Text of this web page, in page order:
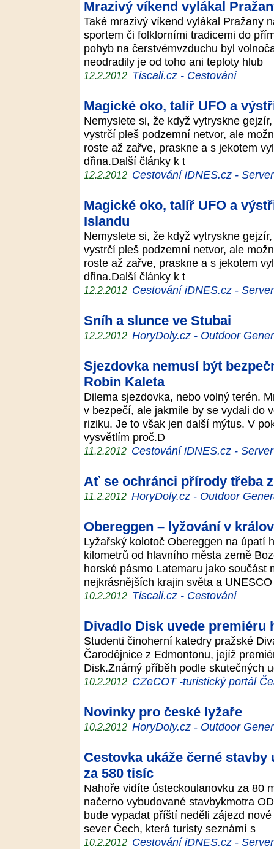
Mrazivý víkend vylákal
Také mrazivý víkend vylákal Pražany
sportem či folklorními tradicemi do
pohyb na čerstvémvzduchu byl
neodradily je od toho ani teploty hlub
12.2.2012 Tiscali.cz - Cestování
Magické oko, talíř UFO a
Nemyslete si, že když vytryskne
vystrčí pleš podzemní netvor, ale
roste až zařve, praskne a s jekotem
dřina.Další články k t
12.2.2012 Cestování iDNES.cz -
Magické oko, talíř UFO a
Islandu
Nemyslete si, že když vytryskne
vystrčí pleš podzemní netvor, ale
roste až zařve, praskne a s jekotem
dřina.Další články k t
12.2.2012 Cestování iDNES.cz -
Sníh a slunce ve Stubai
12.2.2012 HoryDoly.cz - Outdoor
Sjezdovka nemusí být
Robin Kaleta
Dilema sjezdovka, nebo volný terén.
v bezpečí, ale jakmile by se vydali do
riziku. Je to však jen další mýtus. V
vysvětlím proč.D
11.2.2012 Cestování iDNES.cz -
Ať se ochránci přírody třeba
11.2.2012 HoryDoly.cz - Outdoor
Obereggen – lyžování v
Lyžařský kolotoč Obereggen na úpatí
kilometrů od hlavního města země
horské pásmo Latemaru jako součást
nejkrásnějších krajin světa a
10.2.2012 Tiscali.cz - Cestování
Divadlo Disk uvede premiéru
Studenti činoherní katedry pražské
Čarodějnice z Edmontonu, jejíž
Disk.Známý příběh podle skutečných
10.2.2012 CZeCOT -turistický portál
Novinky pro české lyžaře
10.2.2012 HoryDoly.cz - Outdoor
Cestovka ukáže černé
za 580 tisíc
Nahoře vidíte ústeckoulanovku za 80
načerno vybudované stavbykmotra
bude vypadat příští neděli zájezd
sever Čech, která turisty seznámí s
10.2.2012 Cestování iDNES.cz -